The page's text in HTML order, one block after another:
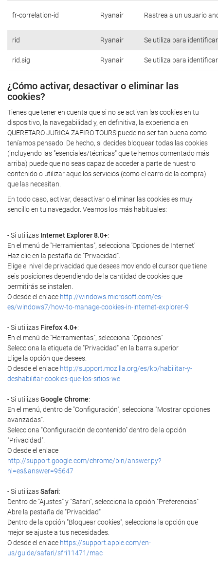
fr-correlation-id Ryanair Rastrea a un usuario
rid Ryanair Se utiliza para
rid.sig Ryanair Se utiliza para
¿Cómo activar, desactivar o eliminar las
cookies?
Tienes que tener en cuenta que si no se activan las cookies en tu
dispositivo, la navegabilidad y, en definitiva, la experiencia en
QUERETARO JURICA ZAFIRO TOURS puede no ser tan buena como
teníamos pensado. De hecho, si decides bloquear todas las cookies
(incluyendo las "esenciales/técnicas" que te hemos comentado más
arriba) puede que no seas capaz de acceder a parte de nuestro
contenido o utilizar aquellos servicios (como el carro de la compra)
que las necesitan.
En todo caso, activar, desactivar o eliminar las cookies es muy
sencillo en tu navegador. Veamos los más habituales:
- Si utilizas Internet Explorer 8.0+:
En el menú de "Herramientas", selecciona 'Opciones de Internet'
Haz clic en la pestaña de "Privacidad".
Elige el nivel de privacidad que desees moviendo el cursor que tiene
seis posiciones dependiendo de la cantidad de cookies que
permitirás se instalen.
O desde el enlace http://windows.microsoft.com/es-
es/windows7/how-to-manage-cookies-in-internet-explorer-9
- Si utilizas Firefox 4.0+:
En el menú de "Herramientas", selecciona "Opciones"
Selecciona la etiqueta de "Privacidad" en la barra superior
Elige la opción que desees.
O desde el enlace http://support.mozilla.org/es/kb/habilitar-y-
deshabilitar-cookies-que-los-sitios-we
- Si utilizasGoogle Chrome:
En el menú, dentro de "Configuración", selecciona "Mostrar opciones
avanzadas".
Selecciona "Configuración de contenido" dentro de la opción
"Privacidad".
O desde el enlace
http://support.google.com/chrome/bin/answer.py?
hl=es&answer=95647
- Si utilizasSafari:
Dentro de "Ajustes" y "Safari", selecciona la opción "Preferencias"
Abre la pestaña de "Privacidad"
Dentro de la opción "Bloquear cookies", selecciona la opción que
mejor se ajuste a tus necesidades.
O desde el enlace https://support.apple.com/en-
us/guide/safari/sfri11471/mac